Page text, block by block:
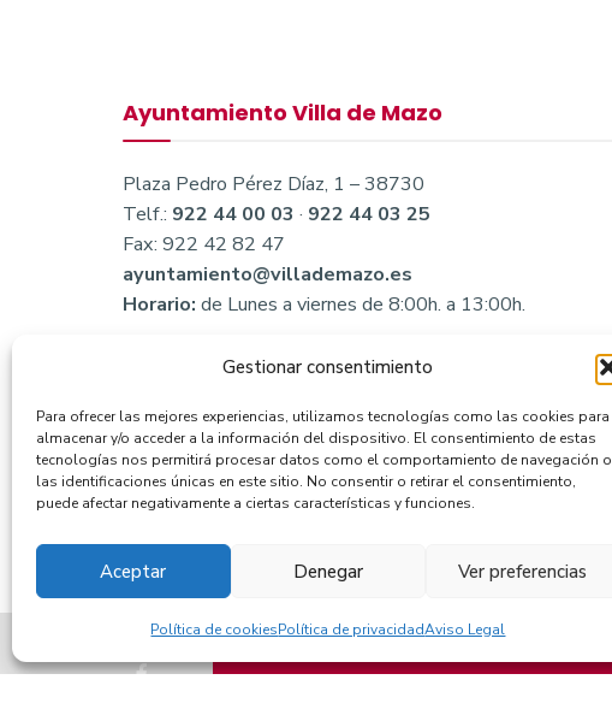
Gestionar consentimiento
Para ofrecer las mejores experiencias, utilizamos tecnologías como las cookies para
almacenar y/o acceder a la información del dispositivo. El consentimiento de estas
tecnologías nos permitirá procesar datos como el comportamiento de navegación o
las identificaciones únicas en este sitio. No consentir o retirar el consentimiento,
puede afectar negativamente a ciertas características y funciones.
Aceptar Denegar Ver preferencias
Política de cookiesPolítica de privacidadAviso Legal
Ayuntamiento Villa de Mazo
Plaza Pedro Pérez Díaz, 1 – 38730
Telf.: 922 44 00 03 · 922 44 03 25
Fax: 922 42 82 47
ayuntamiento@villademazo.es
Horario: de Lunes a viernes de 8:00h. a 13:00h.